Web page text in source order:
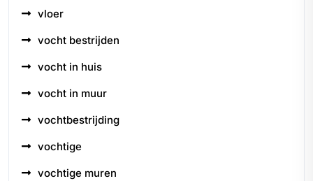
vloer
vocht bestrijden
vocht in huis
vocht in muur
vochtbestrijding
vochtige
vochtige muren